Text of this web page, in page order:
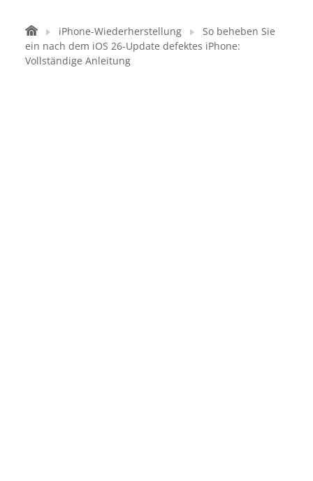
iPhone-Wiederherstellung
So beheben Sie
ein nach dem iOS 26-Update defektes iPhone:
Vollständige Anleitung